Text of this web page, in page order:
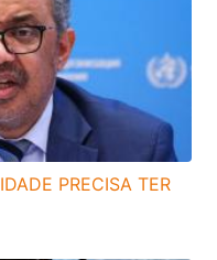
PRECISA TER